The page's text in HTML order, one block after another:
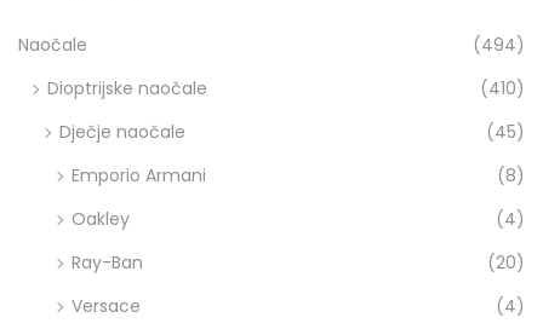
v
Naočale
(494)
Dioptrijske naočale
(410)
Dječje naočale
(45)
Emporio Armani
(8)
Oakley
(4)
Ray-Ban
(20)
Versace
(4)